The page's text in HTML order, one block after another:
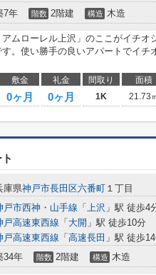
7年 階数 2階建 構造 木造
アムローレル上沢」のここがイチ
す。使い勝手の良いアパートでイチ
敷金 礼金 間取り 面積
0ヶ月 0ヶ月 1K 21.73
庫県神戸市長田区六番町 １丁目
戸市西神・山手線 「 上沢 」駅 徒歩4
戸高速東西線 「 大開 」駅 徒歩10分
戸高速東西線 「 高速長田 」駅 徒歩
34年 階数 2階建 構造 木造